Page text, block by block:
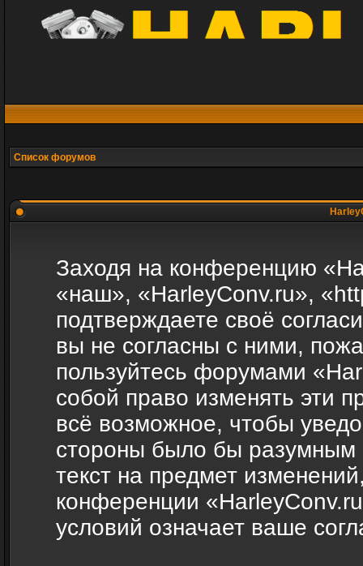
Список форумов
Заходя на конференцию
«наш», «HarleyConv.ru»,
подтверждаете своё
вы не согласны с ними,
пользуйтесь форумами
собой право изменять эти
всё возможное, чтобы
стороны было бы разумным
текст на предмет
конференции
условий означает ваше